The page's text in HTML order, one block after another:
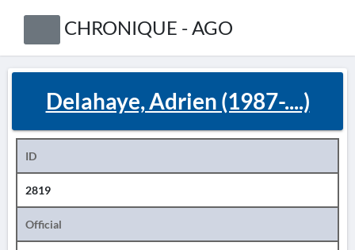
CHRONIQUE - AGO
Delahaye, Adrien (1987-....)
ID
2819
Official